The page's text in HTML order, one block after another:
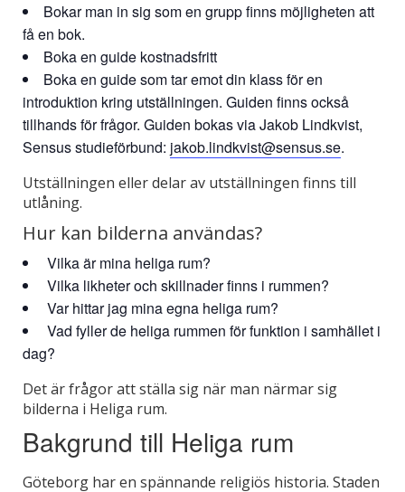
Bokar man in sig som en grupp finns möjligheten att
få en bok.
Boka en guide kostnadsfritt
Boka en guide som tar emot din klass för en
introduktion kring utställningen. Guiden finns också
tillhands för frågor. Guiden bokas via Jakob Lindkvist,
Sensus studieförbund: jakob.lindkvist@sensus.se.
Utställningen eller delar av utställningen finns till
utlåning.
Hur kan bilderna användas?
Vilka är mina heliga rum?
Vilka likheter och skillnader finns i rummen?
Var hittar jag mina egna heliga rum?
Vad fyller de heliga rummen för funktion i samhället i
dag?
Det är frågor att ställa sig när man närmar sig
bilderna i Heliga rum.
Bakgrund till Heliga rum
Göteborg har en spännande religiös historia. Staden